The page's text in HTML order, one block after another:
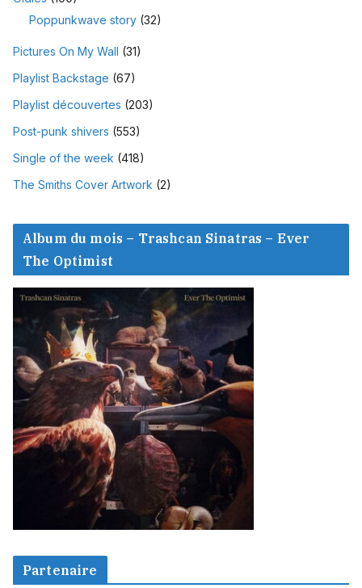
Poppunkwave story (32)
Pictures On My Wall (31)
Playlist Backstage (67)
Playlist découvertes (203)
Post-punk shivers (553)
Single of the week (418)
The Smiths Cover Artwork (2)
Album du mois – Trashcan Sinatras – Ever
The Optimist
Partenaire